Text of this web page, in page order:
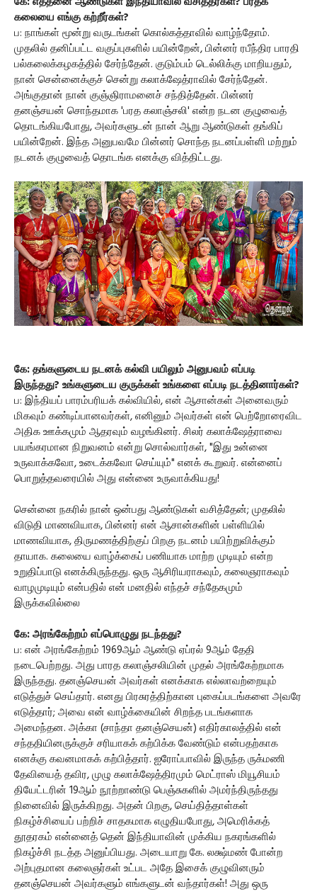
கலையை எங்கு கற்றீர்கள்?
ப: நாங்கள் மூன்று வருடங்கள் கொல்கத்தாவில் வாழ்ந்தோம்.
முதலில் தனிப்பட்ட வகுப்புகளில் பயின்றேன், பின்னர் ரபீந்திர பாரதி
பல்கலைக்கழகத்தில் சேர்ந்தேன். குடும்பம் டெல்லிக்கு மாறியதும்,
நான் சென்னைக்குச் சென்று கலாக்ஷேத்ராவில் சேர்ந்தேன்.
அங்குதான் நான் குஞ்ஞிராமனைச் சந்தித்தேன். பின்னர்
தனஞ்சயன் சொந்தமாக 'பரத கலாஞ்சலி' என்ற நடன குழுவைத்
தொடங்கியபோது, அவர்களுடன் நான் ஆறு ஆண்டுகள் தங்கிப்
பயின்றேன். இந்த அனுபவமே பின்னர் சொந்த நடனப்பள்ளி மற்றும்
நடனக் குழுவைத் தொடங்க எனக்கு வித்திட்டது.
கே: தங்களுடைய நடனக் கல்வி பயிலும் அனுபவம் எப்படி
இருந்தது? உங்களுடைய குருக்கள் உங்களை எப்படி நடத்தினார்கள்?
ப: இந்தியப் பாரம்பரியக் கல்வியில், என் ஆசான்கள் அனைவரும்
மிகவும் கண்டிப்பானவர்கள், எனினும் அவர்கள் என் பெற்றோரைவிட
அதிக ஊக்கமும் ஆதரவும் வழங்கினர். சிலர் கலாக்ஷேத்ராவை
பயங்கரமான நிறுவனம் என்று சொல்வார்கள், "இது உன்னை
உருவாக்கவோ, உடைக்கவோ செய்யும்" எனக் கூறுவர். என்னைப்
பொறுத்தவரையில் அது என்னை உருவாக்கியது!
சென்னை நகரில் நான் ஒன்பது ஆண்டுகள் வசித்தேன்; முதலில்
விடுதி மாணவியாக, பின்னர் என் ஆசான்களின் பள்ளியில்
மாணவியாக, திருமணத்திற்குப் பிறகு நடனம் பயிற்றுவிக்கும்
தாயாக. கலையை வாழ்க்கைப் பணியாக மாற்ற முடியும் என்ற
உறுதிப்பாடு எனக்கிருந்தது. ஒரு ஆசிரியராகவும், கலைஞராகவும்
வாழமுடியும் என்பதில் என் மனதில் எந்தச் சந்தேகமும்
இருக்கவில்லை
கே: அரங்கேற்றம் எப்பொழுது நடந்தது?
ப: என் அரங்கேற்றம் 1969ஆம் ஆண்டு ஏப்ரல் 9ஆம் தேதி
நடைபெற்றது. அது பாரத கலாஞ்சலியின் முதல் அரங்கேற்றமாக
இருந்தது. தனஞ்செயன் அவர்கள் எனக்காக எல்லாவற்றையும்
எடுத்துச் செய்தார். எனது பிரசுரத்திற்கான புகைப்படங்களை அவரே
எடுத்தார்; அவை என் வாழ்க்கையின் சிறந்த படங்களாக
அமைந்தன. அக்கா (சாந்தா தனஞ்செயன்) எதிர்காலத்தில் என்
சந்ததியினருக்குச் சரியாகக் கற்பிக்க வேண்டும் என்பதற்காக
எனக்கு கவனமாகக் கற்பித்தார். ஐரோப்பாவில் இருந்த ருக்மணி
தேவியைத் தவிர, முழு கலாக்ஷேத்திரமும் மெட்ராஸ் மியூசியம்
தியேட்டரின் 19ஆம் நூற்றாண்டு பெஞ்சுகளில் அமர்ந்திருந்தது
நினைவில் இருக்கிறது. அதன் பிறகு, செய்தித்தாள்கள்
நிகழ்ச்சியைப் பற்றிச் சாதகமாக எழுதியபோது, அமெரிக்கத்
தூதரகம் என்னைத் தென் இந்தியாவின் முக்கிய நகரங்களில்
நிகழ்ச்சி நடத்த அனுப்பியது. அடையாறு கே. லக்ஷ்மண் போன்ற
அற்புதமான கலைஞர்கள் உட்பட அதே இசைக் குழுவினரும்
தனஞ்செயன் அவர்களும் எங்களுடன் வந்தார்கள்! அது ஒரு